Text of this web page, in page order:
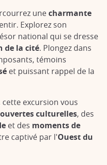
unecharmante
Explorez son
national qui se dresse
de la cité. Plongez dans
témoins
et puissant rappel de la
excursion vous
culturelles, des
et des moments de
captivé par l'Ouest du